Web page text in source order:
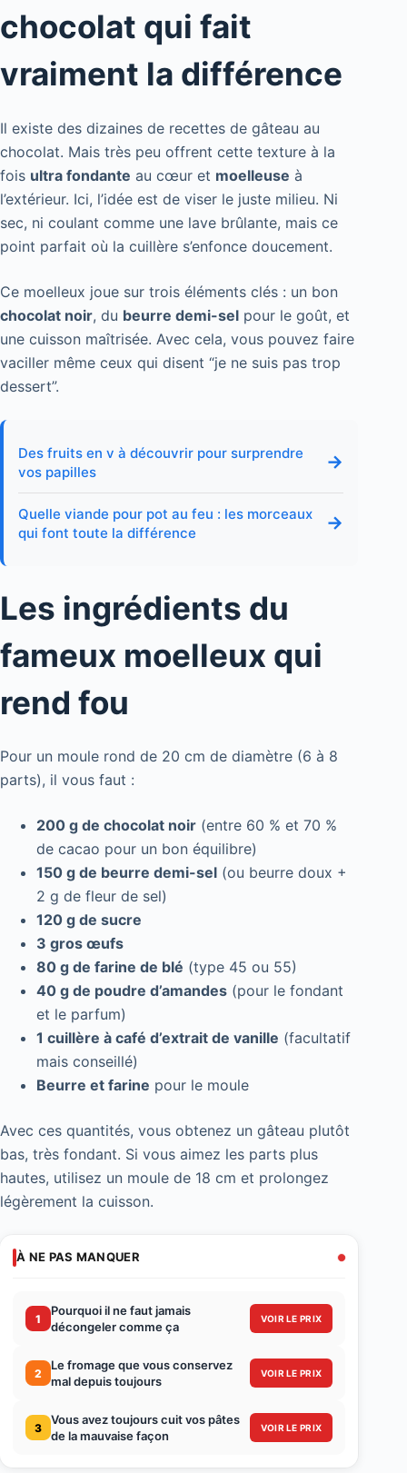
chocolat qui fait
vraiment la différence
Il existe des dizaines de recettes de gâteau au
chocolat. Mais très peu offrent cette texture à la
fois ultra fondante au cœur et moelleuse à
l’extérieur. Ici, l’idée est de viser le juste milieu. Ni
sec, ni coulant comme une lave brûlante, mais ce
point parfait où la cuillère s’enfonce doucement.
Ce moelleux joue sur trois éléments clés : un bon
chocolat noir, du beurre demi-sel pour le goût, et
une cuisson maîtrisée. Avec cela, vous pouvez faire
vaciller même ceux qui disent “je ne suis pas trop
dessert”.
Des fruits en v à découvrir pour surprendre
vos papilles
→
Quelle viande pour pot au feu : les morceaux
qui font toute la différence
→
Les ingrédients du
fameux moelleux qui
rend fou
Pour un moule rond de 20 cm de diamètre (6 à 8
parts), il vous faut :
200 g de chocolat noir (entre 60 % et 70 %
de cacao pour un bon équilibre)
150 g de beurre demi-sel (ou beurre doux +
2 g de fleur de sel)
120 g de sucre
3 gros œufs
80 g de farine de blé (type 45 ou 55)
40 g de poudre d’amandes (pour le fondant
et le parfum)
1 cuillère à café d’extrait de vanille (facultatif
mais conseillé)
Beurre et farine pour le moule
Avec ces quantités, vous obtenez un gâteau plutôt
bas, très fondant. Si vous aimez les parts plus
hautes, utilisez un moule de 18 cm et prolongez
légèrement la cuisson.
À NE PAS MANQUER
1
Pourquoi il ne faut jamais
décongeler comme ça
VOIR LE PRIX
2
Le fromage que vous conservez
mal depuis toujours
VOIR LE PRIX
3
Vous avez toujours cuit vos pâtes
de la mauvaise façon
VOIR LE PRIX